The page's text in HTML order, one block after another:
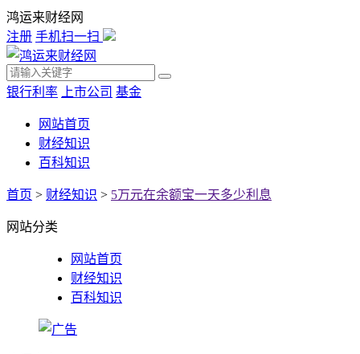
鸿运来财经网
注册 手机扫一扫
银行利率 上市公司 基金
网站首页
财经知识
百科知识
首页 > 财经知识 > 5万元在余额宝一天多少利息
网站分类
网站首页
财经知识
百科知识